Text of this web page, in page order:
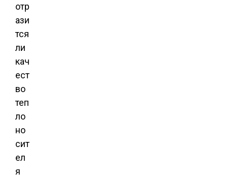
отр
ази
тся
ли
кач
ест
во
теп
ло
но
сит
ел
я